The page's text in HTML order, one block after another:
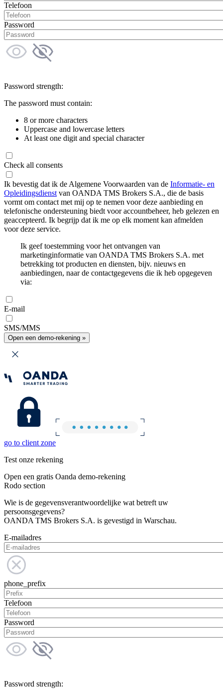
Telefoon
Password
Password strength:
The password must contain:
8 or more characters
Uppercase and lowercase letters
At least one digit and special character
Check all consents
Ik bevestig dat ik de Algemene Voorwaarden van de Informatie- en
Opleidingsdienst van OANDA TMS Brokers S.A., die de basis
vormt om contact met mij op te nemen voor deze aanbieding en
telefonische ondersteuning biedt voor accountbeheer, heb gelezen en
geaccepteerd. Ik begrijp dat ik me op elk moment kan afmelden
voor deze service.
Ik geef toestemming voor het ontvangen van
marketinginformatie van OANDA TMS Brokers S.A. met
betrekking tot producten en diensten, bijv. nieuws en
aanbiedingen, naar de contactgegevens die ik heb opgegeven
via:
E-mail
SMS/MMS
Open een demo-rekening »
go to client zone
Test onze rekening
Open een gratis Oanda demo-rekening
Rodo section
Wie is de gegevensverantwoordelijke wat betreft uw
persoonsgegevens?
OANDA TMS Brokers S.A. is gevestigd in Warschau.
E-mailadres
phone_prefix
Telefoon
Password
Password strength: